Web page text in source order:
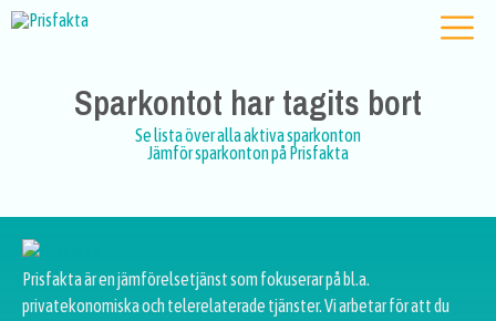
Sparkontot har tagits bort
Se lista över alla aktiva sparkonton
Jämför sparkonton på Prisfakta
Prisfakta är en jämförelsetjänst som fokuserar på bl.a.
privatekonomiska och telerelaterade tjänster. Vi arbetar för att du